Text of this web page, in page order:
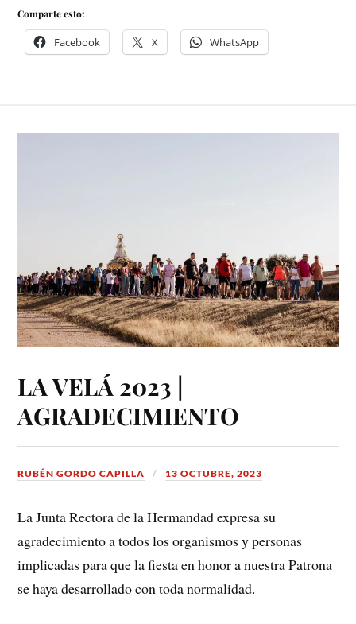
Comparte esto:
Facebook X WhatsApp
LA VELÁ 2023 |
AGRADECIMIENTO
RUBÉN GORDO CAPILLA 13 OCTUBRE, 2023
La Junta Rectora de la Hermandad expresa su
agradecimiento a todos los organismos y personas
implicadas para que la fiesta en honor a nuestra Patrona
se haya desarrollado con toda normalidad.